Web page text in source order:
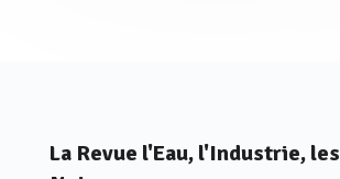
La Revue l'Eau, l'Industrie, les